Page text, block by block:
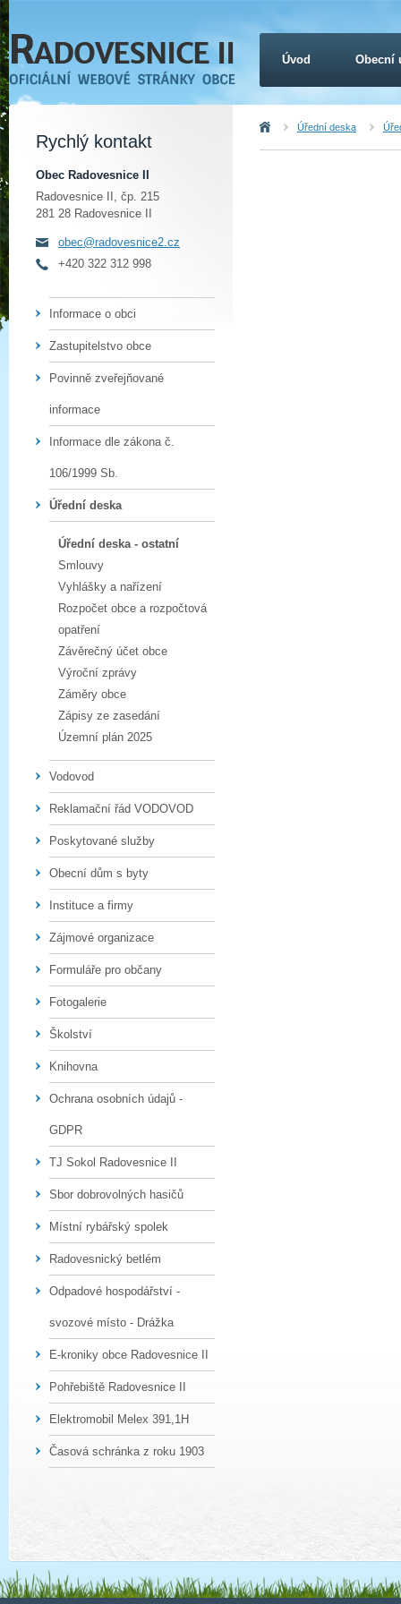
Úvod Úřední deska
Rychlý kontakt
Obec Radovesnice II
Radovesnice II, čp. 215
281 28 Radovesnice II
obec@radovesnice2.cz
+420 322 312 998
Informace o obci
Zastupitelstvo obce
Povinně zveřejňované
informace
Informace dle zákona č.
106/1999 Sb.
Úřední deska
Úřední deska - ostatní
Smlouvy
Vyhlášky a nařízení
Rozpočet obce a rozpočtová
opatření
Závěrečný účet obce
Výroční zprávy
Záměry obce
Zápisy ze zasedání
Územní plán 2025
Vodovod
Reklamační řád VODOVOD
Poskytované služby
Obecní dům s byty
Instituce a firmy
Zájmové organizace
Formuláře pro občany
Fotogalerie
Školství
Knihovna
Ochrana osobních údajů -
GDPR
TJ Sokol Radovesnice II
Sbor dobrovolných hasičů
Místní rybářský spolek
Radovesnický betlém
Odpadové hospodářství -
svozové místo - Drážka
E-kroniky obce Radovesnice II
Pohřebiště Radovesnice II
Elektromobil Melex 391,1H
Časová schránka z roku 1903
Úvod Obecní